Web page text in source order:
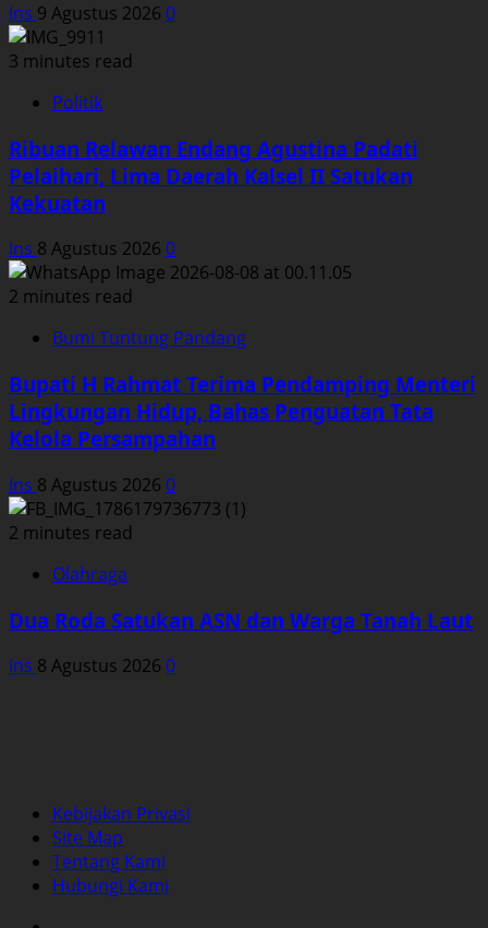
Ins 9 Agustus 2026 0
3 minutes read
Politik
Ribuan Relawan Endang Agustina Padati
Pelaihari, Lima Daerah Kalsel II Satukan
Kekuatan
Ins 8 Agustus 2026 0
2 minutes read
Bumi Tuntung Pandang
Bupati H Rahmat Terima Pendamping Menteri
Lingkungan Hidup, Bahas Penguatan Tata
Kelola Persampahan
Ins 8 Agustus 2026 0
2 minutes read
Olahraga
Dua Roda Satukan ASN dan Warga Tanah Laut
Ins 8 Agustus 2026 0
Kebijakan Privasi
Site Map
Tentang Kami
Hubungi Kami